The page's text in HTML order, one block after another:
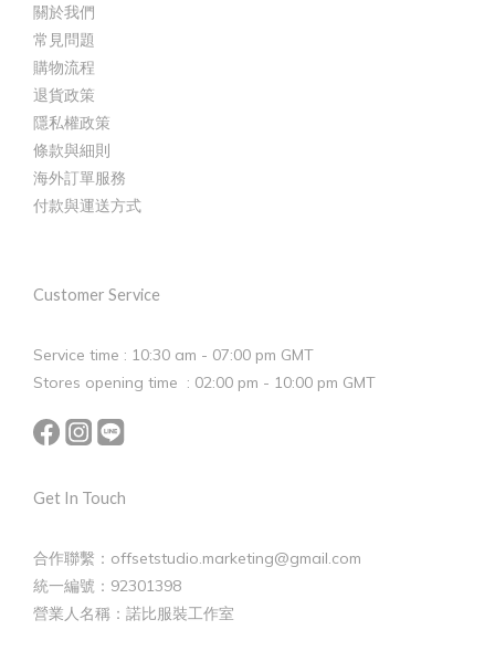
關於我們
常見問題
購物流程
退貨政策
隱私權政策
條款與細則
海外訂單服務
付款與運送方式
Customer Service
Service time : 10:30 am - 07:00 pm GMT
Stores opening time : 02:00 pm - 10:00 pm GMT
Get In Touch
合作聯繫：offsetstudio.marketing@gmail.com
統一編號：92301398
營業人名稱：諾比服裝工作室